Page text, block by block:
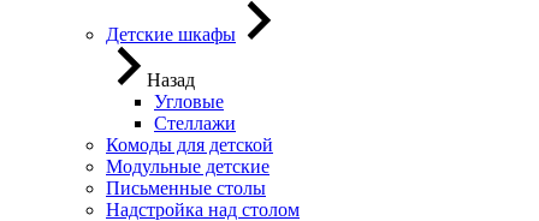
Детские шкафы
Назад
Угловые
Стеллажи
Комоды для детской
Модульные детские
Письменные столы
Надстройка над столом